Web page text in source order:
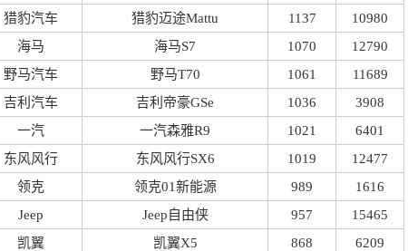
猎豹汽车 猎豹迈途Mattu 1137
10980
海马 海马S7 1070
12790
野马汽车 野马T70 1061
11689
吉利汽车 吉利帝豪GSe 1036
3908
一汽 一汽森雅R9 1021
6401
东风风行 东风风行SX6 1019
12477
领克 领克01新能源 989
1616
Jeep Jeep自由侠 957
15465
凯翼 凯翼X5 868
6209